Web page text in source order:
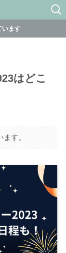
います
はどこ
す。